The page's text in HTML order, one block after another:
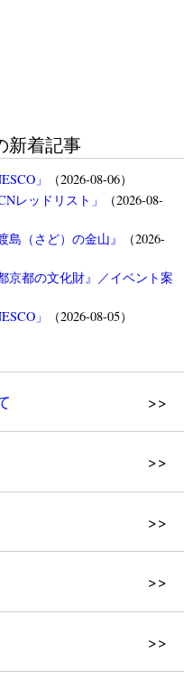
新着記事
」
（2026-08-06）
レッドリスト」
（2026-08-
島（さど）の金山』
（2026-
京都の文化財』／イベント案
」
（2026-08-05）
団体